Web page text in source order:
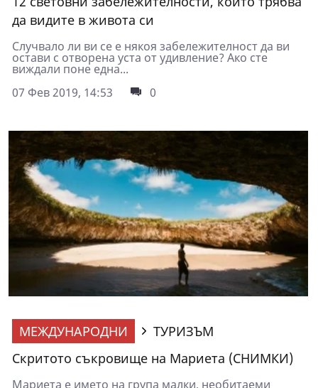
да видите в живота си
Случвало ли ви се е някоя забележителност да ви
остави с отворена уста от удивление? Ако сте
виждали поне една...
07 Фев 2019, 14:53
0
МЕЖДУНАРОДНИ
ТУРИЗЪМ
Скритото съкровище на Мариета (СНИМКИ)
Мариета е името на група малки, необитаеми